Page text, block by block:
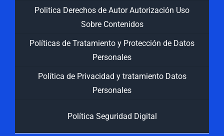
Politica Derechos de Autor Autorización Uso
Sobre Contenidos
Políticas de Tratamiento y Protección de Datos
Personales
Política de Privacidad y tratamiento Datos
Personales
Política Seguridad Digital